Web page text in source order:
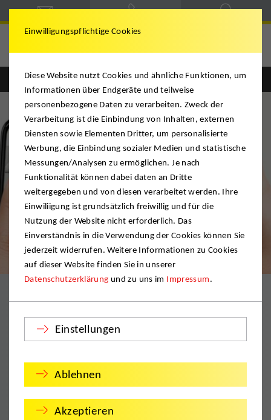
Englisch Deutsch
Digitale Besichtigung für Ihr persönliches
Angebot
über den Umfang Ihres Umzugs informieren. Hinterlassen Sie
uns Ihre Eckdaten und machen Sie Fotos des Umzugsguts. Auf
dieser Grundlage können wir Ihnen ein genaues Angebot zu den
Umzugskosten machen. Ein Besichtigungstermin wird nicht mehr
Einwilligungspflichtige Cookies
Diese Website nutzt Cookies und ähnliche Funktionen, um
Informationen über Endgeräte und teilweise
personenbezogene Daten zu verarbeiten. Zweck der
Verarbeitung ist die Einbindung von Inhalten, externen
Diensten sowie Elementen Dritter, um personalisierte
Werbung, die Einbindung sozialer Medien und statistische
Messungen/Analysen zu ermöglichen. Je nach
Funktionalität können dabei daten an Dritte
weitergegeben und von diesen verarbeitet werden. Ihre
Einwiliigung ist grundsätzlich freiwillig und für die
Nutzung der Website nicht erforderlich. Das
Einverständnis in die Verwendung der Cookies können Sie
jederzeit widerrufen. Weitere Informationen zu Cookies
auf dieser Website finden Sie in unserer
Datenschutzerklärung und zu uns im Impressum.
Einstellungen
Ablehnen
Akzeptieren